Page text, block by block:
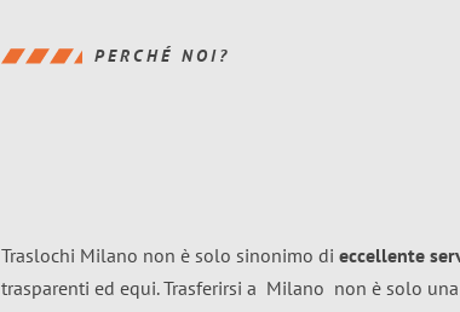
PERCHÉ NOI?
Traslochi Milano non è solo sinonimo di eccellente
trasparenti ed equi. Trasferirsi a Milano non è solo